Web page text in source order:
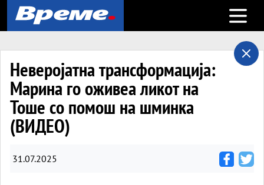
Open
Неверојатна трансформација:
Марина го оживеа ликот на
Тоше со помош на шминка
(ВИДЕО)
31.07.2025